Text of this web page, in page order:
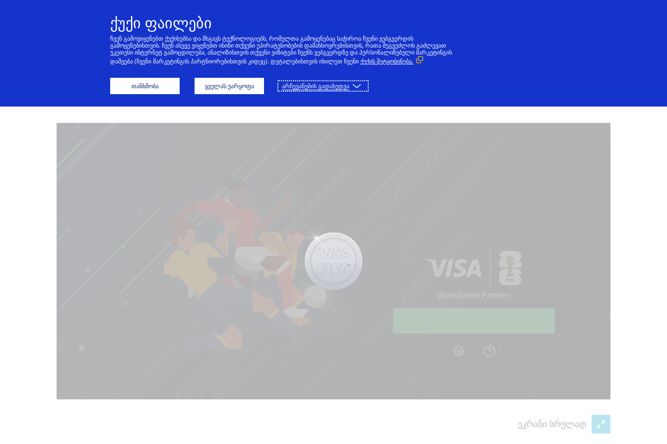
ᲛᲗᲐᲕᲐᲠᲘ ᲗᲐᲛᲐᲨᲘ
ეკრანი სრულად
ქუქი ფაილები
ჩვენ გამოვიყენებთ ქუქისებსა და მსგავს ტექნოლოგიებს, რომელთა გამოყენებაც საჭიროა ჩვენი ვებგვერდის
გამოყენებისთვის. ჩვენ ასევე ვიყენებთ ისინი თქვენი უპირატესობების დამახსოვრებისთვის, რათა შეგვეძლოს გაძლევათ
უკეთესი ინტერნეტ გამოცდილება, ანალიზისთვის თქვენი ვიზიტები ჩვენს ვებგვერდზე და პერსონალიზებული მარკეტინგის
დაშვება (ჩვენი მარკეტინგის პარტნიორებისთვის კიდეც). დეტალებისთვის იხილეთ ჩვენიქუქის შეტყობინება.
თანხმობა ყველას უარყოფა არჩევანების გადახედვა